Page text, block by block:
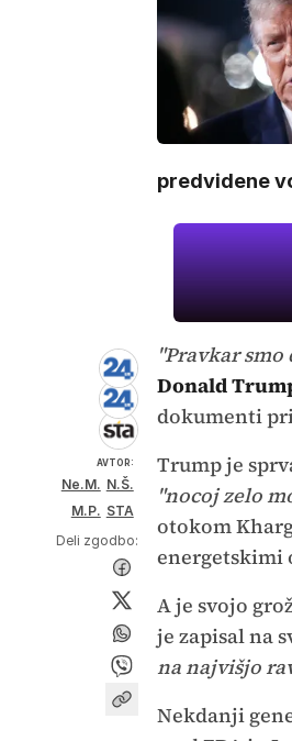
predvidene
AVTOR:
Ne.M. N.Š.
M.P. STA
Deli zgodbo:
"Pravkar
Donald
dokumenti
Trump je
"nocoj zelo
otokom
energetskimi
A je svojo
je zapisal na
na najvišjo
Nekdanji